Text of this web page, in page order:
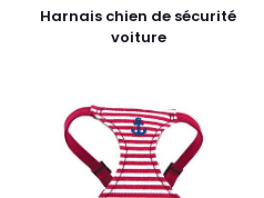
Harnais chien de sécurité
voiture